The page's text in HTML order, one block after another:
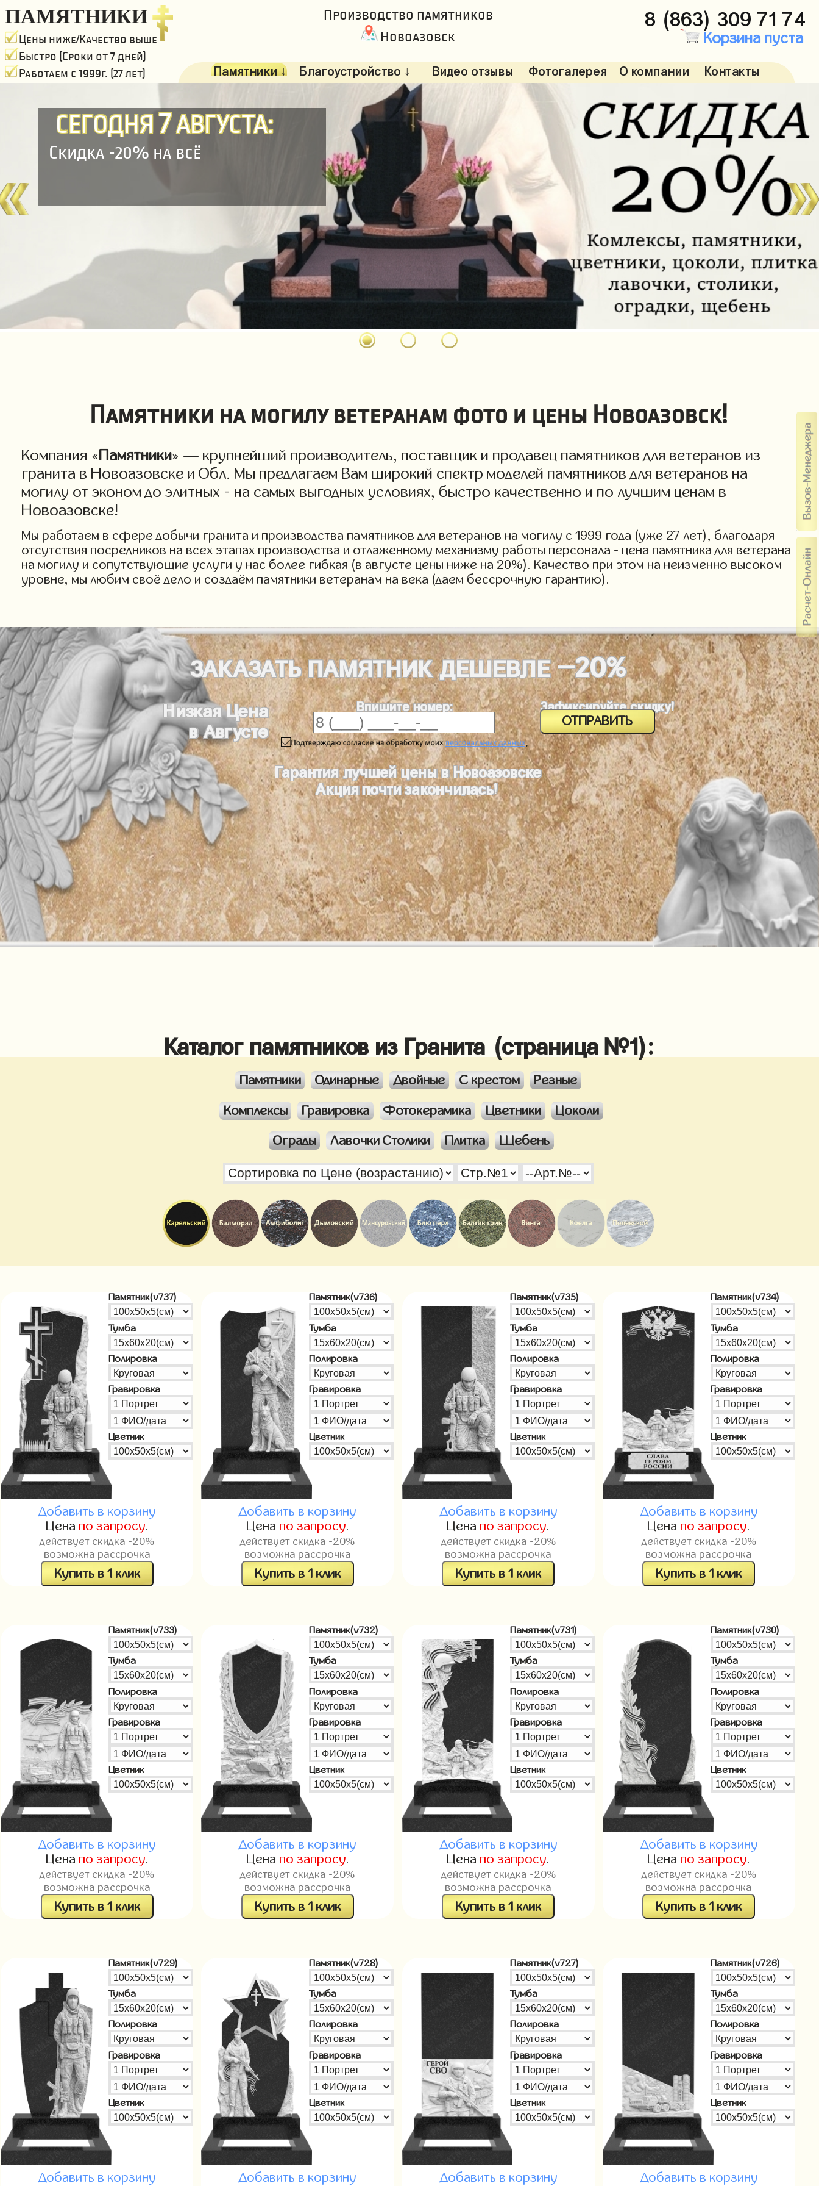
ПАМЯТНИКИ
Цены ниже/Качество выше
Быстро (Сроки от 7 дней)
Работаем с 1999г. (27 лет)
Производство памятников
Новоазовск
8 (863) 309 71 74
Корзина пуста
Памятники ↓ Благоустройство ↓ Видео отзывы Фотогалерея О компании Контакты
СЕГОДНЯ7АВГУСТА:
Скидка -20% на всё
Памятники на могилу ветеранам фото и цены Новоазовск!
Компания « Памятники» — крупнейший производитель, поставщик и продавец памятников для ветеранов из
гранита в Новоазовске и Обл. Мы предлагаем Вам широкий спектр моделей памятников для ветеранов на
могилу от эконом до элитных - на самых выгодных условиях, быстро качественно и по лучшим ценам в
Новоазовске!
Мы работаем в сфере добычи гранита и производства памятников для ветеранов на могилу с 1999 года (уже 27 лет), благодаря
отсутствия посредников на всех этапах производства и отлаженному механизму работы персонала - цена памятника для ветерана
на могилу и сопутствующие услуги у нас более гибкая (в августе цены ниже на 20%). Качество при этом на неизменно высоком
уровне, мы любим своё дело и создаём памятники ветеранам на века (даем бессрочную гарантию).
ЗАКАЗАТЬПАМЯТНИКДЕШЕВЛЕ-20%
Низкая Цена
в Августе
Впишите номер:
.
Зафиксируйте скидку!
Гарантия лучшей цены в Новоазовске
Акция почти закончилась!
Каталог памятников из Гранита (страница №1):
Памятники Одинарные Двойные С крестом Резные
Комплексы Гравировка Фотокерамика Цветники Цоколи
Ограды Лавочки Столики Плитка Щебень
Памятник(v737)
Тумба
Полировка
Гравировка
Цветник
Добавить в корзину
Цена по запросу.
действует скидка -20%
возможна рассрочка
Купить в 1 клик
Памятник(v736)
Тумба
Полировка
Гравировка
Цветник
Добавить в корзину
Цена по запросу.
действует скидка -20%
возможна рассрочка
Купить в 1 клик
Памятник(v735)
Тумба
Полировка
Гравировка
Цветник
Добавить в корзину
Цена по запросу.
действует скидка -20%
возможна рассрочка
Купить в 1 клик
Памятник(v734)
Тумба
Полировка
Гравировка
Цветник
Добавить в корзину
Цена по запросу.
действует скидка -20%
возможна рассрочка
Купить в 1 клик
Памятник(v733)
Тумба
Полировка
Гравировка
Цветник
Добавить в корзину
Цена по запросу.
действует скидка -20%
возможна рассрочка
Купить в 1 клик
Памятник(v732)
Тумба
Полировка
Гравировка
Цветник
Добавить в корзину
Цена по запросу.
действует скидка -20%
возможна рассрочка
Купить в 1 клик
Памятник(v731)
Тумба
Полировка
Гравировка
Цветник
Добавить в корзину
Цена по запросу.
действует скидка -20%
возможна рассрочка
Купить в 1 клик
Памятник(v730)
Тумба
Полировка
Гравировка
Цветник
Добавить в корзину
Цена по запросу.
действует скидка -20%
возможна рассрочка
Купить в 1 клик
Памятник(v729)
Тумба
Полировка
Гравировка
Цветник
Добавить в корзину
Памятник(v728)
Тумба
Полировка
Гравировка
Цветник
Добавить в корзину
Памятник(v727)
Тумба
Полировка
Гравировка
Цветник
Добавить в корзину
Памятник(v726)
Тумба
Полировка
Гравировка
Цветник
Добавить в корзину